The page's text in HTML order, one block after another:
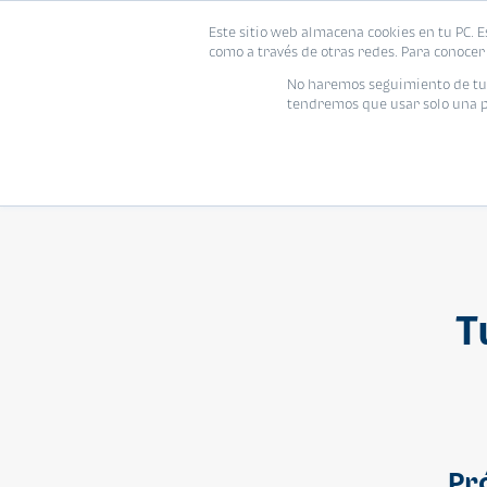
Este sitio web almacena cookies en tu
como a través de otras redes. Para
No haremos seguimiento de
tendremos que usar solo una